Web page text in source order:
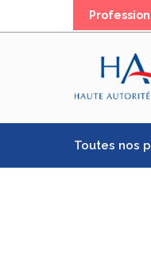
Toutes nos